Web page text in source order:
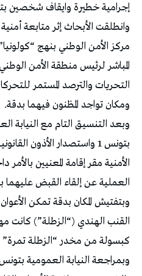
إجرامية خطيرة وايقاف شخصين
وانطلقت الأبحاث إثر متابعة
مركز الأمن الوطني بنهج
المباشر لرئيس منطقة الأمن
التحريات والترصد المستمر
ومكان تواجد المظنون فيهما بدقة.
وبعد التنسيق التام مع النيابة
بتونس 1 واستصدار الأذون
الأمنية مقر إقامة المعنيين
العملية عن إلقاء القبض عليهما
كبسولة من مخدر “الزطلة تمرة”